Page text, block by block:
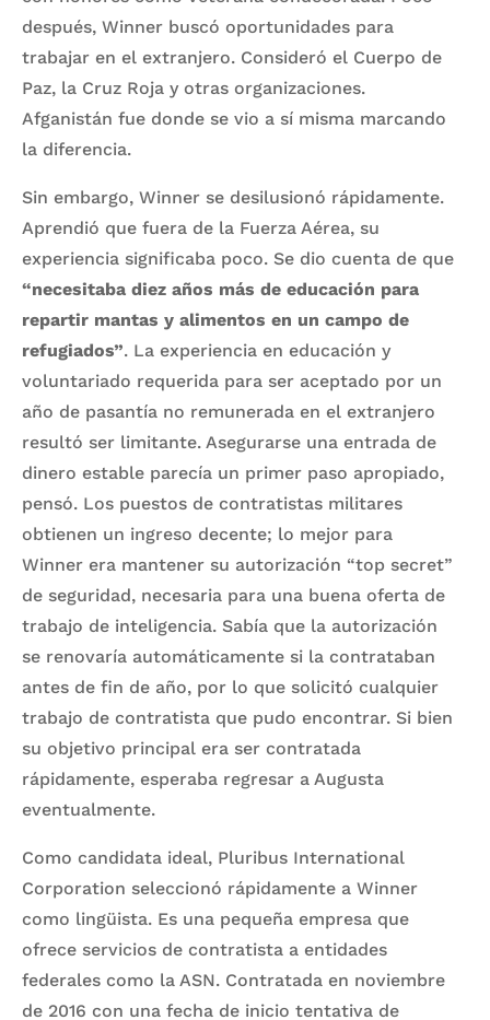
después, Winner buscó oportunidades para
trabajar en el extranjero. Consideró el Cuerpo de
Paz, la Cruz Roja y otras organizaciones.
Afganistán fue donde se vio a sí misma marcando
la diferencia.
Sin embargo, Winner se desilusionó rápidamente.
Aprendió que fuera de la Fuerza Aérea, su
experiencia significaba poco. Se dio cuenta de que
“necesitaba diez años más de educación para
repartir mantas y alimentos en un campo de
refugiados”. La experiencia en educación y
voluntariado requerida para ser aceptado por un
año de pasantía no remunerada en el extranjero
resultó ser limitante. Asegurarse una entrada de
dinero estable parecía un primer paso apropiado,
pensó. Los puestos de contratistas militares
obtienen un ingreso decente; lo mejor para
Winner era mantener su autorización “top secret”
de seguridad, necesaria para una buena oferta de
trabajo de inteligencia. Sabía que la autorización
se renovaría automáticamente si la contrataban
antes de fin de año, por lo que solicitó cualquier
trabajo de contratista que pudo encontrar. Si bien
su objetivo principal era ser contratada
rápidamente, esperaba regresar a Augusta
eventualmente.
Como candidata ideal, Pluribus International
Corporation seleccionó rápidamente a Winner
como lingüista. Es una pequeña empresa que
ofrece servicios de contratista a entidades
federales como la ASN. Contratada en noviembre
de 2016 con una fecha de inicio tentativa de